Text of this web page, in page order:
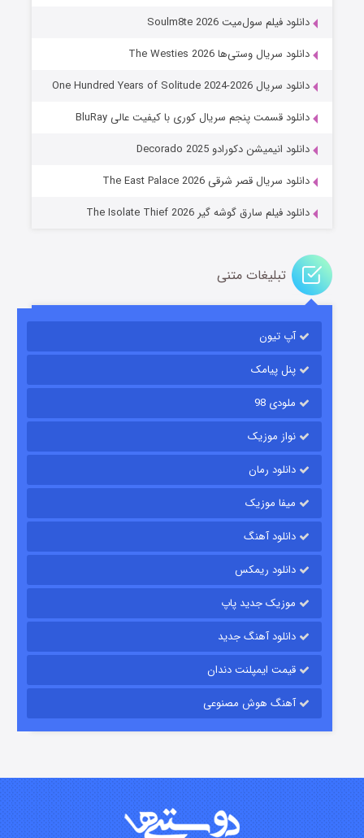
عملیات آپارتمان
قسمت۲ (زیرنویس) منتشر شد
قسمت
قسمت۷ (زیرنویس) منتشر شد
دانلود فیلم سول‌میت Soulm8te 2026
دانلود سریال وستی‌ها The Westies 2026
دانلود سریال One Hundred Years of Solitude 2024-2026
دانلود قسمت پنجم سریال کوری با کیفیت عالی BluRay
دانلود انیمیشن دکورادو Decorado 2025
دانلود سریال قصر شرقی The East Palace 2026
دانلود فیلم سارق گوشه گیر The Isolate Thief 2026
تبلیغات متنی
آپ تیون
پنل پیامک
ملودی 98
نواز موزیک
دانلود رمان
میفا موزیک
دانلود آهنگ
دانلود ریمکس
موزیک جدید پاپ
دانلود آهنگ جدید
قیمت ایمپلنت دندان
آهنگ هوش مصنوعی